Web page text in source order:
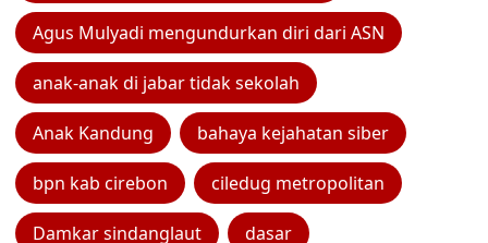
Agus Mulyadi mengundurkan diri dari ASN
anak-anak di jabar tidak sekolah
Anak Kandung bahaya kejahatan siber
bpn kab cirebon ciledug metropolitan
Damkar sindanglaut dasar